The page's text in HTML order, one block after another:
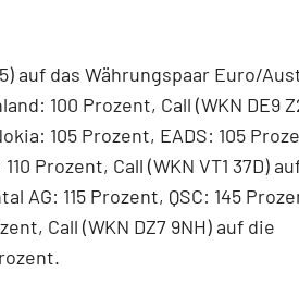
auf das Währungspaar Euro/
100 Prozent, Call (WKN DE9
105 Prozent, EADS: 105
Prozent, Call (WKN VT1 37D)
AG: 115 Prozent, QSC: 145
Call (WKN DZ7 9NH) auf die